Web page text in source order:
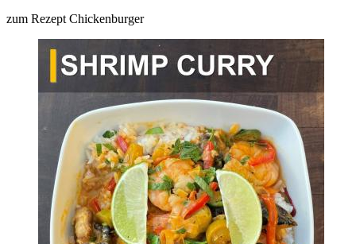
zum Rezept Chickenburger